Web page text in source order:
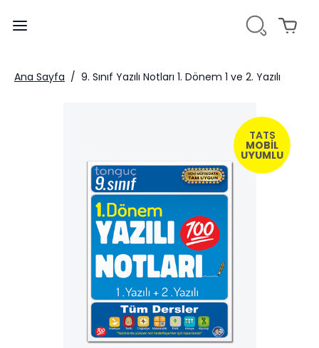
Ana Sayfa / 9. Sınıf Yazılı Notları 1. Dönem 1 ve 2. Yazılı
TATS
MOBİL
UYUMLU